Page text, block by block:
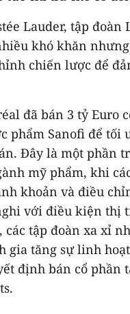
Lauder, tập đoàn
khó khăn
chiến lược để
đã bán 3 tỷ Euro
phẩm Sanofi để tối
Đây là một phần
mỹ phẩm, khi
khoản và điều
với điều kiện thị
các tập đoàn xa xỉ
gia tăng sự linh
định bán cổ phần